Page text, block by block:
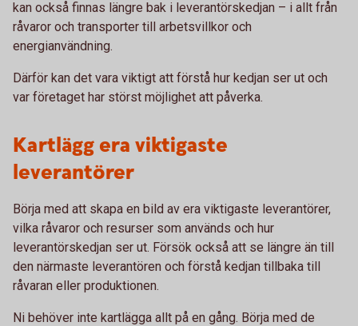
kan också finnas längre bak i leverantörskedjan – i allt från
råvaror och transporter till arbetsvillkor och
energianvändning.
Därför kan det vara viktigt att förstå hur kedjan ser ut och
var företaget har störst möjlighet att påverka.
Kartlägg era viktigaste
leverantörer
Börja med att skapa en bild av era viktigaste leverantörer,
vilka råvaror och resurser som används och hur
leverantörskedjan ser ut. Försök också att se längre än till
den närmaste leverantören och förstå kedjan tillbaka till
råvaran eller produktionen.
Ni behöver inte kartlägga allt på en gång. Börja med de